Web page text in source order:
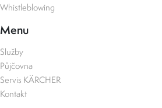
Whistleblowing
Menu
Služby
Půjčovna
Servis KÄRCHER
Kontakt